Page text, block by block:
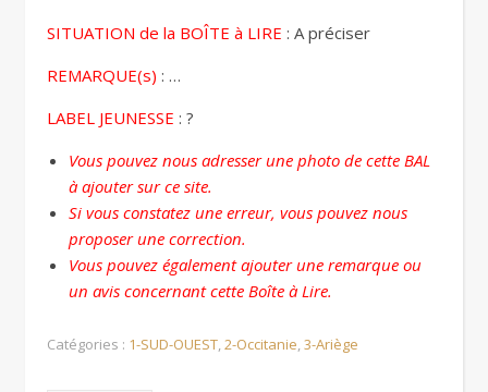
SITUATION de la BOÎTE à LIRE : A préciser
REMARQUE(s) : …
LABEL JEUNESSE : ?
Vous pouvez nous adresser une photo de cette BAL
à ajouter sur ce site.
Si vous constatez une erreur, vous pouvez nous
proposer une correction.
Vous pouvez également ajouter une remarque ou
un avis concernant cette Boîte à Lire.
Catégories : 1-SUD-OUEST,2-Occitanie,3-Ariège